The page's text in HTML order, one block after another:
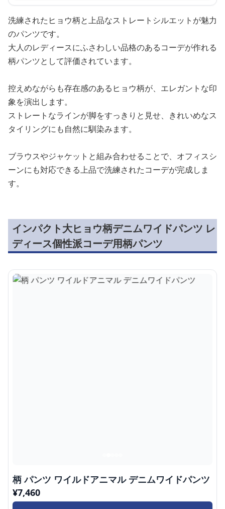
洗練されたヒョウ柄と上品なストレートシルエットが魅力
のパンツです。
大人のレディースにふさわしい品格のあるコーデが作れる
柄パンツとして評価されています。
控えめながらも存在感のあるヒョウ柄が、エレガントな印
象を演出します。
ストレートなラインが脚をすっきりと見せ、きれいめなス
タイリングにも自然に馴染みます。
ブラウスやジャケットと組み合わせることで、オフィスシ
ーンにも対応できる上品で洗練されたコーデが完成しま
す。
インパクト大ヒョウ柄デニムワイドパンツ レ
ディース個性派コーデ用柄パンツ
柄 パンツ ワイルドアニマル デニムワイドパンツ
¥7,460